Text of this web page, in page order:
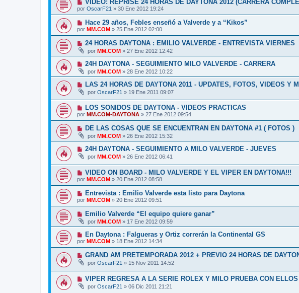
VIDEO: REPRISE 24 HORAS DE DAYTONA 2012 (CARRERA
por OscarF21 » 30 Ene 2012 19:24
Hace 29 años, Febles enseñó a Valverde y a “Kikos”
por MM.COM » 25 Ene 2012 02:00
24 HORAS DAYTONA : EMILIO VALVERDE - ENTREVISTA VIERNES
por MM.COM » 27 Ene 2012 12:42
24H DAYTONA - SEGUIMIENTO MILO VALVERDE - CARRERA
por MM.COM » 28 Ene 2012 10:22
LAS 24 HORAS DE DAYTONA 2011 - UPDATES, FOTOS, VIDEOS Y
por OscarF21 » 19 Ene 2011 09:07
LOS SONIDOS DE DAYTONA - VIDEOS PRACTICAS
por MM.COM-DAYTONA » 27 Ene 2012 09:54
DE LAS COSAS QUE SE ENCUENTRAN EN DAYTONA #1 ( FOTOS )
por MM.COM » 26 Ene 2012 15:32
24H DAYTONA - SEGUIMIENTO A MILO VALVERDE - JUEVES
por MM.COM » 26 Ene 2012 06:41
VIDEO ON BOARD - MILO VALVERDE Y EL VIPER EN DAYTONA!!!
por MM.COM » 20 Ene 2012 08:58
Entrevista : Emilio Valverde esta listo para Daytona
por MM.COM » 20 Ene 2012 09:51
Emilio Valverde “El equipo quiere ganar”
por MM.COM » 17 Ene 2012 09:59
En Daytona : Falgueras y Ortiz correrán la Continental GS
por MM.COM » 18 Ene 2012 14:34
GRAND AM PRETEMPORADA 2012 + PREVIO 24 HORAS DE
por OscarF21 » 15 Nov 2011 14:52
VIPER REGRESA A LA SERIE ROLEX Y MILO PRUEBA CON ELLOS
por OscarF21 » 06 Dic 2011 21:21